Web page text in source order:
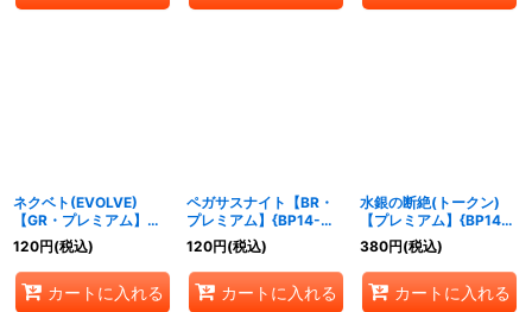
ネクベト(EVOLVE)
【GR・プレミアム】
{BP14-P22}《ビショッ
プ》
120円(税込)
カートに入れる
ペガサスナイト【BR・
プレミアム】{BP14-
P24}《ビショップ》
120円(税込)
カートに入れる
水銀の断絶(トークン)
【プレミアム】{BP14-
P33}《ビショップ》
380円(税込)
カートに入れる